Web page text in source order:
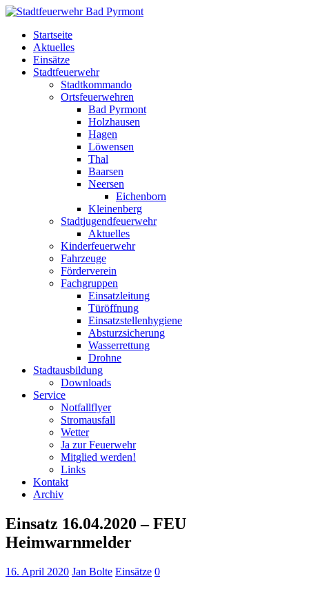
Startseite
Aktuelles
Einsätze
Stadtfeuerwehr
Stadtkommando
Ortsfeuerwehren
Bad Pyrmont
Holzhausen
Hagen
Löwensen
Thal
Baarsen
Neersen
Eichenborn
Kleinenberg
Stadtjugendfeuerwehr
Aktuelles
Kinderfeuerwehr
Fahrzeuge
Förderverein
Fachgruppen
Einsatzleitung
Türöffnung
Einsatzstellenhygiene
Absturzsicherung
Wasserrettung
Drohne
Stadtausbildung
Downloads
Service
Notfallflyer
Stromausfall
Wetter
Ja zur Feuerwehr
Mitglied werden!
Links
Kontakt
Archiv
Einsatz 16.04.2020 – FEU
Heimwarnmelder
16. April 2020 Jan Bolte Einsätze 0